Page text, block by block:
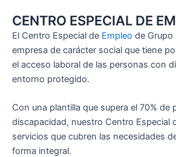
CENTRO ESPECIAL DE
El Centro Especial de Empleo de Grupo
empresa de carácter social que tiene
el acceso laboral de las personas con
entorno protegido.
Con una plantilla que supera el 70% de
discapacidad, nuestro Centro Especial
servicios que cubren las necesidades
forma integral.